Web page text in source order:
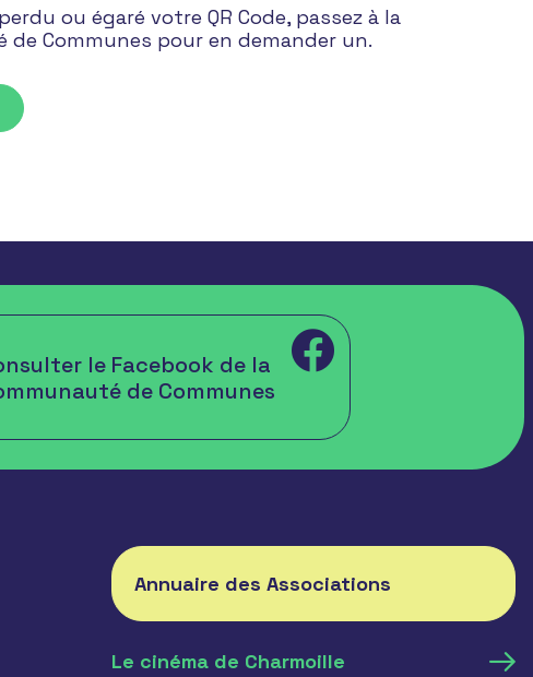
ou égaré votre QR Code, passez à la
de Communes pour en demander un.
le Facebook de la
de Communes
Annuaire des Associations
Le cinéma de Charmoille